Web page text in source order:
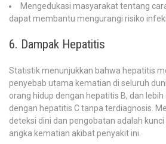
Mengedukasi masyarakat tentang
dapat membantu mengurangi risiko
6. Dampak Hepatitis
Statistik menunjukkan bahwa hepatitis
penyebab utama kematian di seluruh
orang hidup dengan hepatitis B, dan
dengan hepatitis C tanpa terdiagnosis.
deteksi dini dan pengobatan adalah
angka kematian akibat penyakit ini.